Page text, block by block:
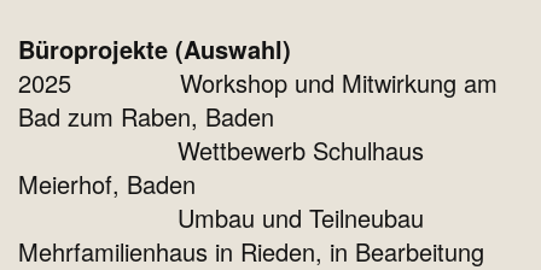
Büroprojekte (Auswahl)
2025 Workshop und Mitwirkung am
Bad zum Raben, Baden
Wettbewerb Schulhaus
Meierhof, Baden
Umbau und Teilneubau
Mehrfamilienhaus in Rieden, in Bearbeitung